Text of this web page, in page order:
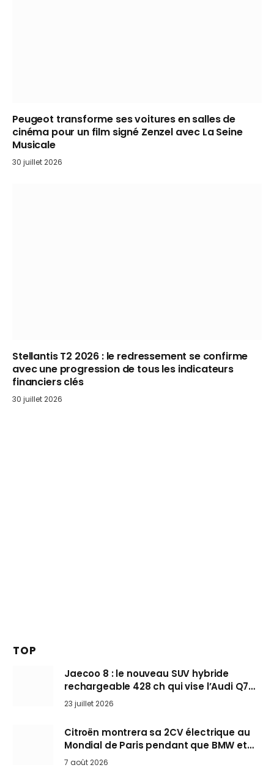
Peugeot transforme ses voitures en salles de
cinéma pour un film signé Zenzel avec La Seine
Musicale
30 juillet 2026
Stellantis T2 2026 : le redressement se confirme
avec une progression de tous les indicateurs
financiers clés
30 juillet 2026
TOP
Jaecoo 8 : le nouveau SUV hybride
rechargeable 428 ch qui vise l’Audi Q7
arrive en Europe cet automne
23 juillet 2026
Citroën montrera sa 2CV électrique au
Mondial de Paris pendant que BMW et
Mini désertent le salon
7 août 2026